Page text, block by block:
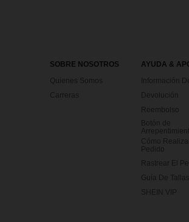
SOBRE NOSOTROS
Quienes Somos
Carreras
AYUDA &
Información
Devolución
Reembolso
Botón de
Cómo Realizar
Pedido
Rastrear El
Guía De Tallas
SHEIN VIP